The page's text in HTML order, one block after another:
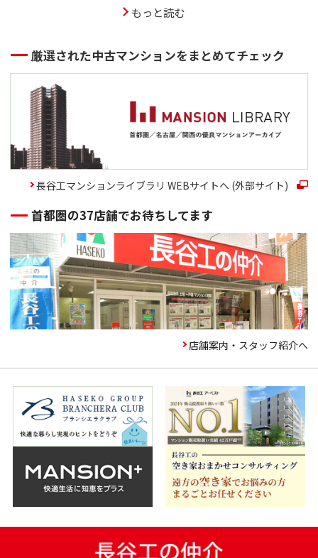
もっと読む
厳選された中古マンションをまとめてチェック
長谷工マンションライブラリ WEBサイトへ (外部サイト)
首都圏の37店舗でお待ちしてます
店舗案内・スタッフ紹介へ